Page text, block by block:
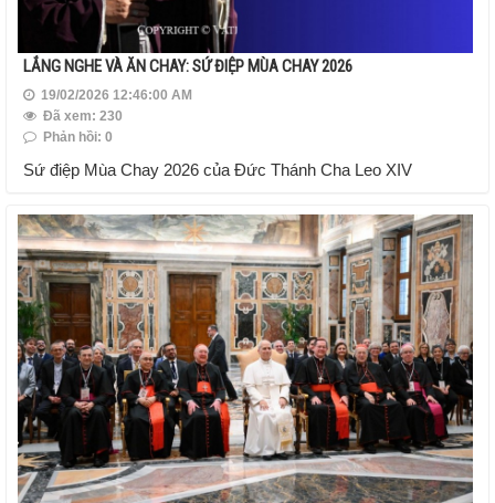
LẮNG NGHE VÀ ĂN CHAY: SỨ ĐIỆP MÙA CHAY 2026
19/02/2026 12:46:00 AM
Đã xem: 230
Phản hồi: 0
Sứ điệp Mùa Chay 2026 của Đức Thánh Cha Leo XIV